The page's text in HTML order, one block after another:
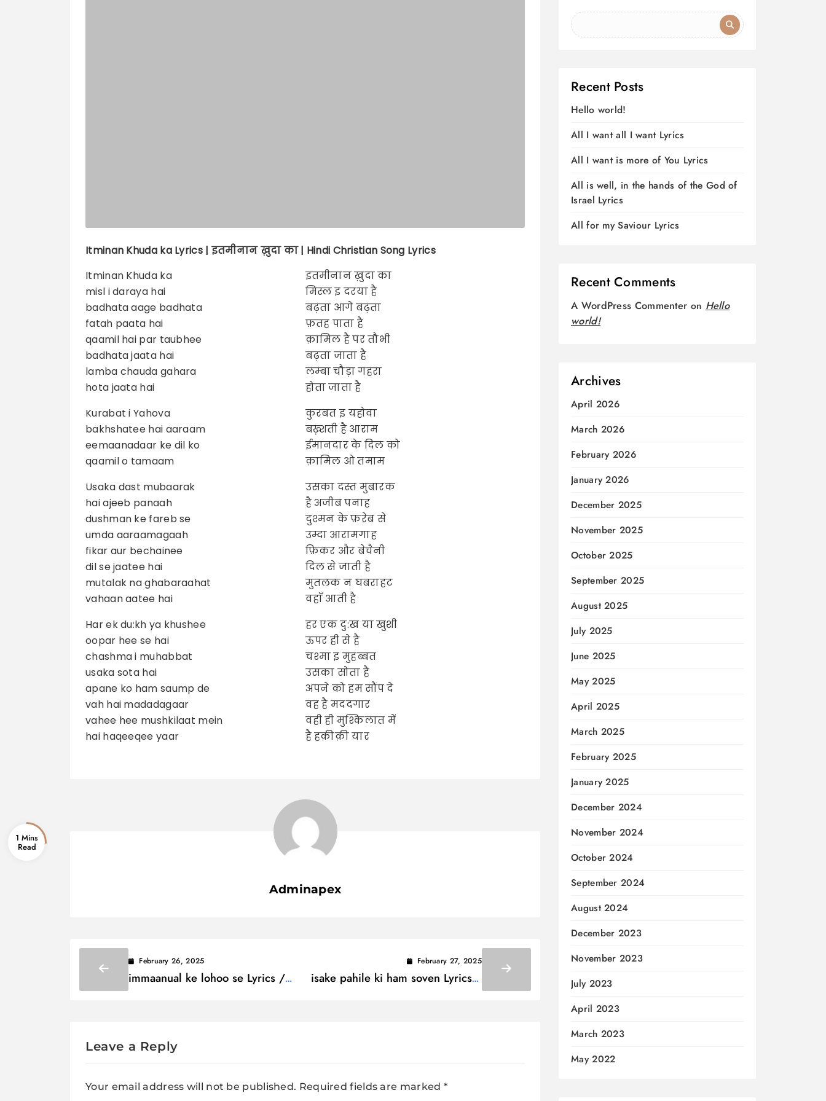
Itminan Khuda ka Lyrics | इतमीनान ख़ुदा का | Hindi Christian Song Lyrics
Itminan Khuda ka
misl i daraya hai
badhata aage badhata
fatah paata hai
qaamil hai par taubhee
badhata jaata hai
lamba chauda gahara
hota jaata hai
Kurabat i Yahova
bakhshatee hai aaraam
eemaanadaar ke dil ko
qaamil o tamaam
Usaka dast mubaarak
hai ajeeb panaah
dushman ke fareb se
umda aaraamagaah
fikar aur bechainee
dil se jaatee hai
mutalak na ghabaraahat
vahaan aatee hai
Har ek du:kh ya khushee
oopar hee se hai
chashma i muhabbat
usaka sota hai
apane ko ham saump de
vah hai madadagaar
vahee hee mushkilaat mein
hai haqeeqee yaar
इतमीनान ख़ुदा का
मिस्ल इ दरया है
बढ़ता आगे बढ़ता
फ़तह पाता है
क़ामिल है पर तौभी
बढ़ता जाता है
लम्बा चौड़ा गहरा
होता जाता है
कुरबत इ यहोवा
बख़्शती है आराम
ईमानदार के दिल को
क़ामिल ओ तमाम
उसका दस्त मुबारक
है अजीब पनाह
दुश्मन के फ़रेब से
उम्दा आरामगाह
फ़िकर और बेचैनी
दिल से जाती है
मुतलक न घबराहट
वहाँ आती है
हर एक दु:ख या खुशी
ऊपर ही से है
चश्मा इ मुहब्बत
उसका सोता है
अपने को हम सौंप दे
वह है मददगार
वही ही मुश्किलात में
है हक़ीक़ी यार
Adminapex
February 26, 2025
immaanual ke lohoo se Lyrics /
February 27, 2025
isake pahile ki ham soven Lyrics /
इसके पहिले कि हम सोवें
Leave a Reply
Your email address will not be published. Required fields are marked *
1 Mins
Recent Posts
Hello world!
All I want all I want Lyrics
All I want is more of You Lyrics
All is well, in the hands of the God of
Israel Lyrics
All for my Saviour Lyrics
Recent Comments
A WordPress Commenter on Hello
world!
Archives
April 2026
March 2026
February 2026
January 2026
December 2025
November 2025
October 2025
September 2025
August 2025
July 2025
June 2025
May 2025
April 2025
March 2025
February 2025
January 2025
December 2024
November 2024
October 2024
September 2024
August 2024
December 2023
November 2023
July 2023
April 2023
March 2023
May 2022